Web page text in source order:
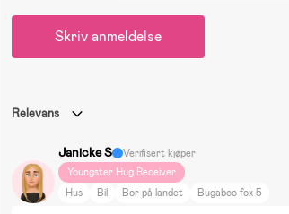
Skriv anmeldelse
Relevans
Janicke S
Verifisert kjøper
Youngster Hug Receiver
Hus
Bil Bor på landet Bugaboo fox 5